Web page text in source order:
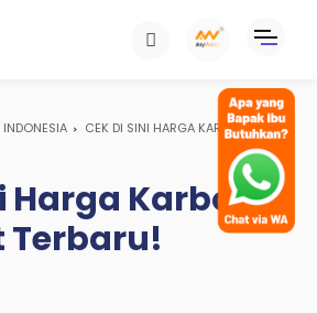
INDONESIA
CEK DI SINI HARGA KARBON AKTIF
Harga Karbon
Terbaru!